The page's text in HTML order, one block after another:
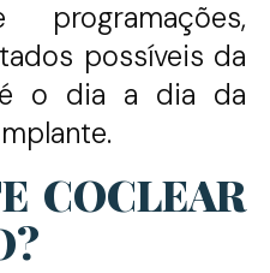
programações,
possíveis da
o dia a dia da
COCLEAR